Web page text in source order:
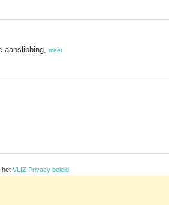
aanslibbing, meer
het VLIZ Privacy beleid